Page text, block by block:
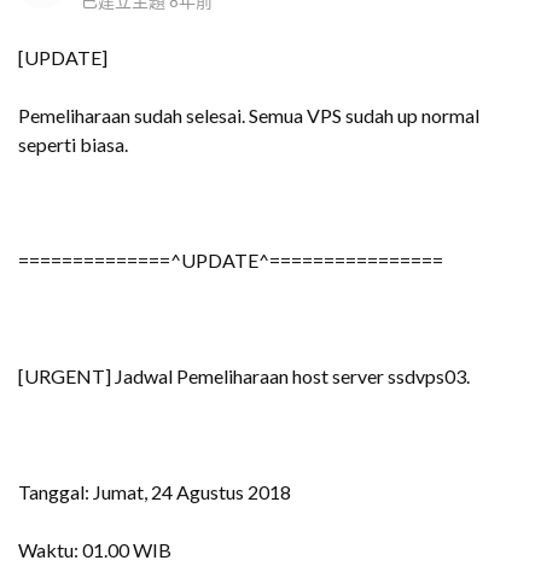
[UPDATE]
Pemeliharaan sudah selesai. Semua VPS sudah up normal
seperti biasa.
==============^UPDATE^================
[URGENT] Jadwal Pemeliharaan host server ssdvps03.
Tanggal: Jumat, 24 Agustus 2018
Waktu: 01.00 WIB